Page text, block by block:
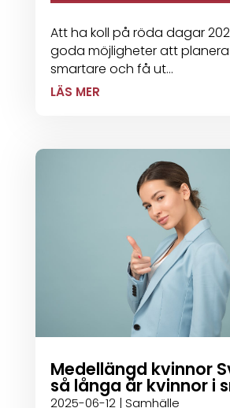
Att ha koll på röda dagar
goda möjligheter att
smartare och få ut...
LÄS MER
Medellängd kvinnor
så långa är kvinnor i
2025-06-12| Samhälle